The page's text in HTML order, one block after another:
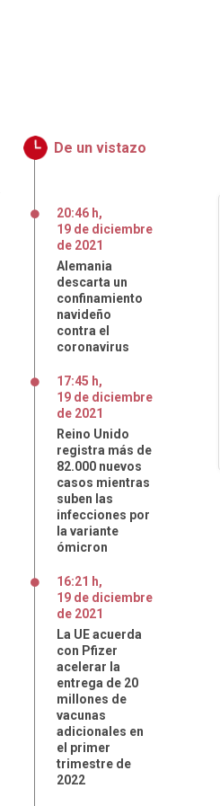
De un vistazo
20:46 h,
19 de diciembre
de 2021
Alemania
descarta un
confinamiento
navideño
contra el
coronavirus
17:45 h,
19 de diciembre
de 2021
Reino Unido
registra más de
82.000 nuevos
casos mientras
suben las
infecciones por
la variante
ómicron
16:21 h,
19 de diciembre
de 2021
La UE acuerda
con Pfizer
acelerar la
entrega de 20
millones de
vacunas
adicionales en
el primer
trimestre de
2022